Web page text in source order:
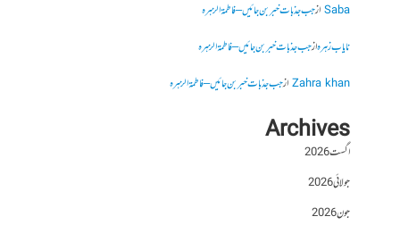
Sabaازجب جذبات خبر بن جائیں – فاطمۃالزہرہ
نایاب زہرہازجب جذبات خبر بن جائیں – فاطمۃالزہرہ
Zahra khanازجب جذبات خبر بن جائیں – فاطمۃالزہرہ
Archives
اگست 2026
جولائی 2026
جون 2026